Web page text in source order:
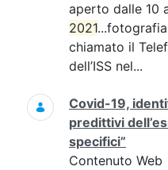
aperto dalle 10
2021
chiamato il
dell’ISS nel...
Covid-19,
predittivi
specifici”
Contenuto Web